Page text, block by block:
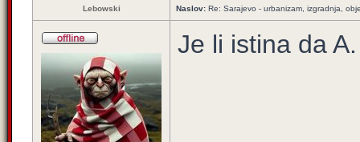
Lebowski Naslov: Re: Sarajevo - urbanizam, izgradnja,
Je li istina da